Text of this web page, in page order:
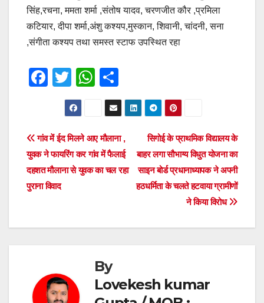
सिंह,रचना, ममता शर्मा ,संतोष यादव, चरणजीत कौर ,प्रमिला
कटियार, दीपा शर्मा,अंशु कश्यप,मुस्कान, शिवानी, चांदनी, सना
,संगीता कश्यप तथा समस्त स्टाफ उपस्थित रहा
F
e
b
o
o
T
wi
tt
er
W
h
at
s
A
p
h
ar
e
Post
navigation
सिगोई के प्राथमिक विद्यालय के
बाहर लगा सौभाग्य विधुत योजना का
साइन बोर्ड प्रधानाध्यापक ने अपनी
हठधर्मिता के चलते हटवाया ग्रामीणों
ने किया विरोध
गांव में ईद मिलने आए मौलाना ,
युवक ने फायरिंग कर गांव में फैलाई
दहशत मौलाना से युवक का चल रहा
पुराना विवाद
By
Lovekesh kumar